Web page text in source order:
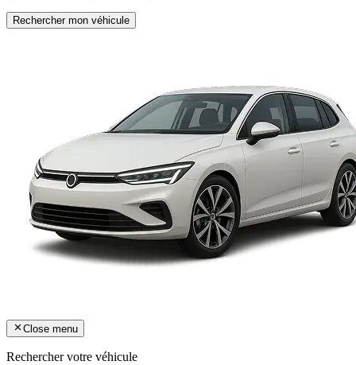
Rechercher mon véhicule
Close menu
Rechercher votre véhicule